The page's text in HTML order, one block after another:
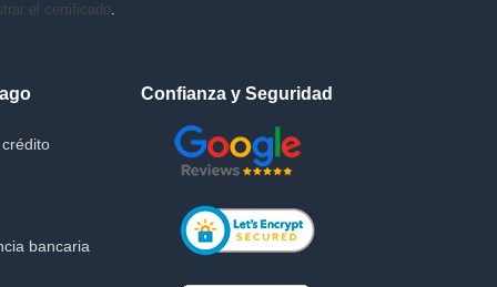
el certificado
bancaria
Confianza y Seguridad